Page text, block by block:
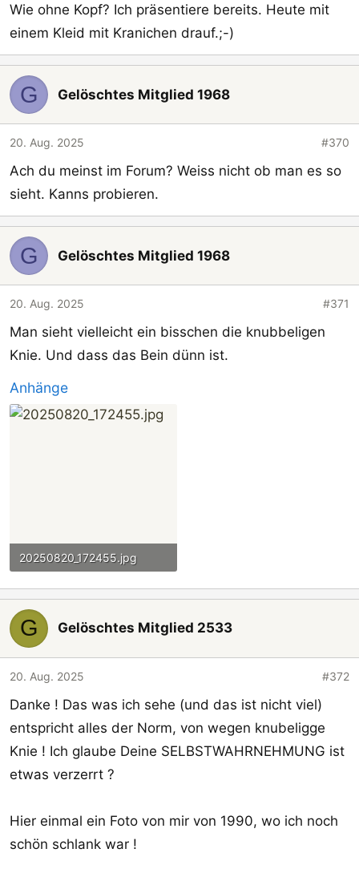
Wie ohne Kopf? Ich präsentiere bereits. Heute mit
einem Kleid mit Kranichen drauf.;-)
G Gelöschtes Mitglied 1968
20. Aug. 2025 #370
Ach du meinst im Forum? Weiss nicht ob man es so
sieht. Kanns probieren.
G Gelöschtes Mitglied 1968
20. Aug. 2025 #371
Man sieht vielleicht ein bisschen die knubbeligen
Knie. Und dass das Bein dünn ist.
Anhänge
20250820_172455.jpg
1,3 MB · Aufrufe: 67
G Gelöschtes Mitglied 2533
20. Aug. 2025 #372
Danke ! Das was ich sehe (und das ist nicht viel)
entspricht alles der Norm, von wegen knubeligge
Knie ! Ich glaube Deine SELBSTWAHRNEHMUNG ist
etwas verzerrt ?
Hier einmal ein Foto von mir von 1990, wo ich noch
schön schlank war !